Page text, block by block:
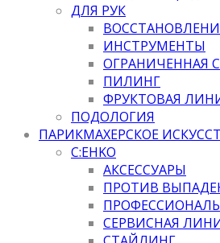
ДЛЯ РУК
ИНСТРУМЕНТЫ
ОГРАНИЧЕННАЯ
ПИЛИНГ
ФРУКТОВАЯ
ПОДОЛОГИЯ
ПАРИКМАХЕРСКОЕ
C:EHKO
АКСЕССУАРЫ
ПРОТИВ
СЕРВИСНАЯ